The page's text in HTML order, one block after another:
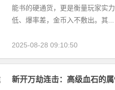
能书的硬通货，更是衡量玩家实
低、爆率差，金币入不敷出。其...
2025-08-28 09:10:50
新开万劫连击：高级血石的